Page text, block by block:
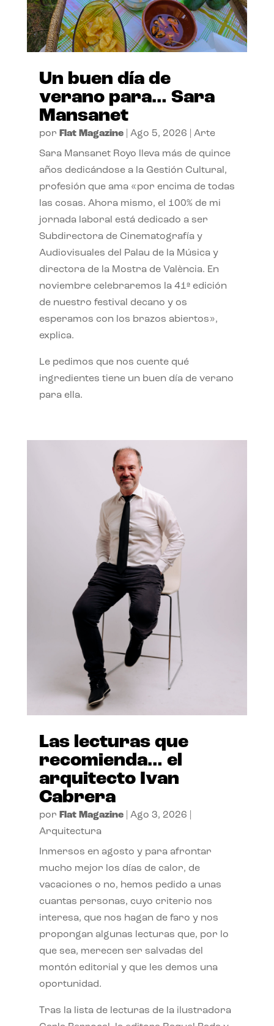
Un buen día de
verano para… Sara
Mansanet
por Flat Magazine| Ago 5, 2026 Arte
Sara Mansanet Royo lleva más de quince
años dedicándose a la Gestión Cultural,
profesión que ama «por encima de todas
las cosas. Ahora mismo, el 100% de mi
jornada laboral está dedicado a ser
Subdirectora de Cinematografía y
Audiovisuales del Palau de la Música y
directora de la Mostra de València. En
noviembre celebraremos la 41ª edición
de nuestro festival decano y os
esperamos con los brazos abiertos»,
explica.
Le pedimos que nos cuente qué
ingredientes tiene un buen día de verano
para ella.
Las lecturas que
recomienda… el
arquitecto Ivan
Cabrera
por Flat Magazine| Ago 3, 2026
Arquitectura
Inmersos en agosto y para afrontar
mucho mejor los días de calor, de
vacaciones o no, hemos pedido a unas
cuantas personas, cuyo criterio nos
interesa, que nos hagan de faro y nos
propongan algunas lecturas que, por lo
que sea, merecen ser salvadas del
montón editorial y que les demos una
oportunidad.
Tras la lista de lecturas de la ilustradora